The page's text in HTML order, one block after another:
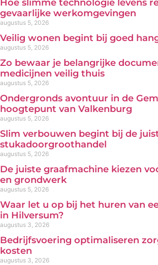
Hoe slimme technologie levens
gevaarlijke werkomgevingen
augustus 5, 2026
Veilig wonen begint bij goed
augustus 5, 2026
Zo bewaar je belangrijke
medicijnen veilig thuis
augustus 5, 2026
Ondergronds avontuur in de
hoogtepunt van Valkenburg
augustus 5, 2026
Slim verbouwen begint bij de
stukadoorgroothandel
augustus 5, 2026
De juiste graafmachine kiezen
en grondwerk
augustus 5, 2026
Waar let u op bij het huren van
in Hilversum?
augustus 3, 2026
Bedrijfsvoering optimaliseren
kosten
augustus 3, 2026